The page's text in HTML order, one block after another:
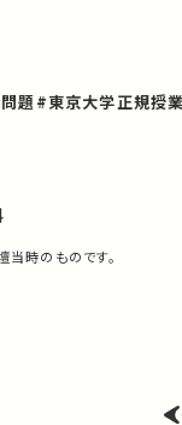
題 #東京大学正規授業
時のものです。